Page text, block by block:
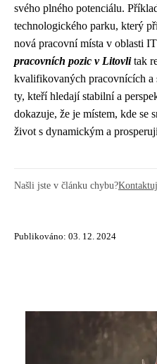
svého plného potenciálu.
technologického parku, který
nová pracovní místa v oblasti
pracovních pozic v Litovlitak
kvalifikovaných pracovnících
ty, kteří hledají stabilní a
dokazuje, že je místem, kde se
život s dynamickým a
Našli jste v článku chybu?
Publikováno: 03. 12. 2024